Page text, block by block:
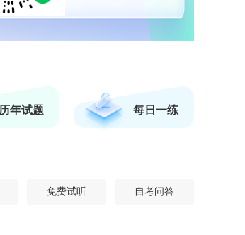
历年试题 每日一练
免费试听 自考问答